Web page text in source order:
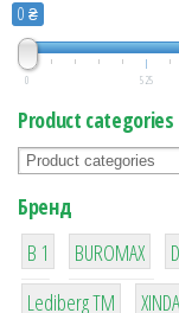
0 ₴
0 525
Product categories
Бренд
B 1
1
BUROMAX
3
Lediberg ТМ
3